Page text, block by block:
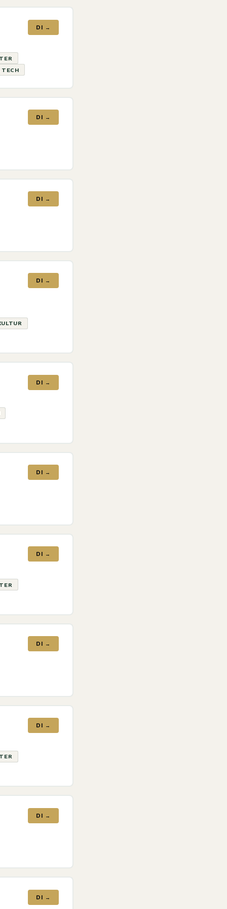
DI →
DI →
DI →
DI →
DI →
DI →
DI →
DI →
DI →
DI →
DI →